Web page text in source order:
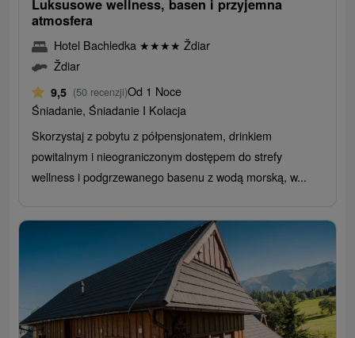
Luksusowe wellness, basen i przyjemna
atmosfera
Hotel Bachledka ★★★★ Ždiar
Ždiar
9,5 (50 recenzji)Od 1 Noce
Śniadanie, Śniadanie I Kolacja
Skorzystaj z pobytu z półpensjonatem, drinkiem
powitalnym i nieograniczonym dostępem do strefy
wellness i podgrzewanego basenu z wodą morską, w...